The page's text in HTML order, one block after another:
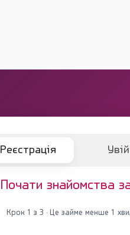
Реєстрація
Почати знайомства
Крок 1 з 3 · Це займе менше 1